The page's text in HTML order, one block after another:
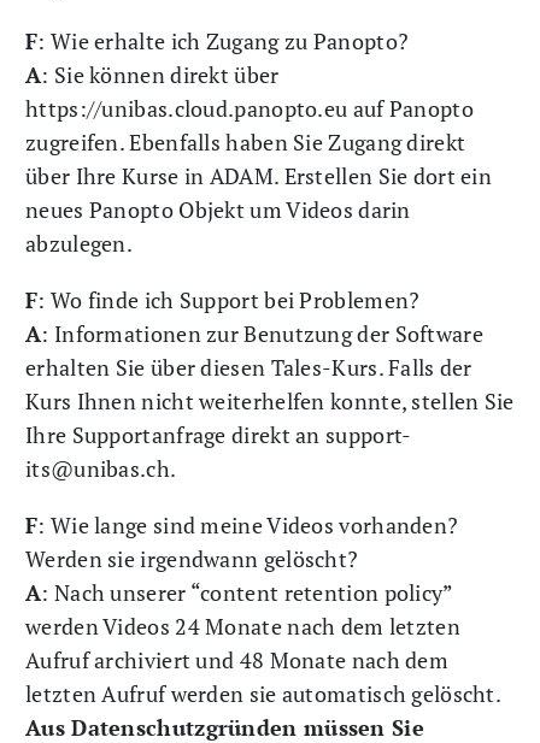
F: Wie erhalte ich Zugang zu Panopto?
A: Sie können direkt über
https://unibas.cloud.panopto.eu auf Panopto
zugreifen. Ebenfalls haben Sie Zugang direkt
über Ihre Kurse in ADAM. Erstellen Sie dort ein
neues Panopto Objekt um Videos darin
abzulegen.
F: Wo finde ich Support bei Problemen?
A: Informationen zur Benutzung der Software
erhalten Sie über diesen Tales-Kurs. Falls der
Kurs Ihnen nicht weiterhelfen konnte, stellen Sie
Ihre Supportanfrage direkt an support-
its@unibas.ch.
F: Wie lange sind meine Videos vorhanden?
Werden sie irgendwann gelöscht?
A: Nach unserer “content retention policy”
werden Videos 24 Monate nach dem letzten
Aufruf archiviert und 48 Monate nach dem
letzten Aufruf werden sie automatisch gelöscht.
Aus Datenschutzgründen müssen Sie